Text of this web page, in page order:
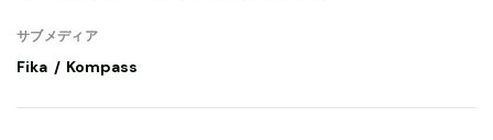
サブメディア
Fika Kompass